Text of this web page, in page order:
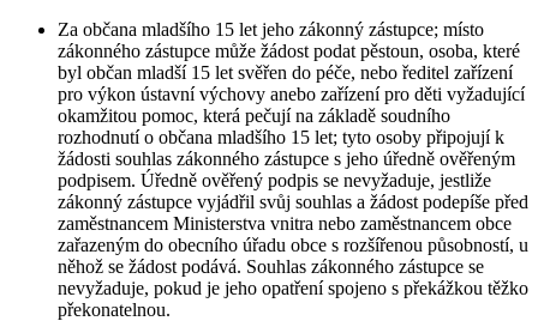
Za občana mladšího 15 let jeho zákonný zástupce; místo
zákonného zástupce může žádost podat pěstoun, osoba, které
byl občan mladší 15 let svěřen do péče, nebo ředitel zařízení
pro výkon ústavní výchovy anebo zařízení pro děti vyžadující
okamžitou pomoc, která pečují na základě soudního
rozhodnutí o občana mladšího 15 let; tyto osoby připojují k
žádosti souhlas zákonného zástupce s jeho úředně ověřeným
podpisem. Úředně ověřený podpis se nevyžaduje, jestliže
zákonný zástupce vyjádřil svůj souhlas a žádost podepíše před
zaměstnancem Ministerstva vnitra nebo zaměstnancem obce
zařazeným do obecního úřadu obce s rozšířenou působností, u
něhož se žádost podává. Souhlas zákonného zástupce se
nevyžaduje, pokud je jeho opatření spojeno s překážkou těžko
překonatelnou.